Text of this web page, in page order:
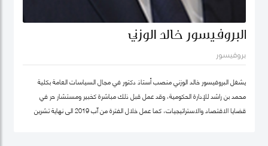
البروفيسور خالد الوزني
بروفيسور
يشغل البروفيسور خالد الوزني منصب أستاذ دكتور في مجال السياسات العامة بكلية
محمد بن راشد للإدارة الحكومية، وقد عمل قبل ذلك مباشرة كخبير ومستشار حر في
قضايا الاقتصاد والاستراتيجيات، كما عمل خلال الفترة من آب 2019 الى نهاية تشرين